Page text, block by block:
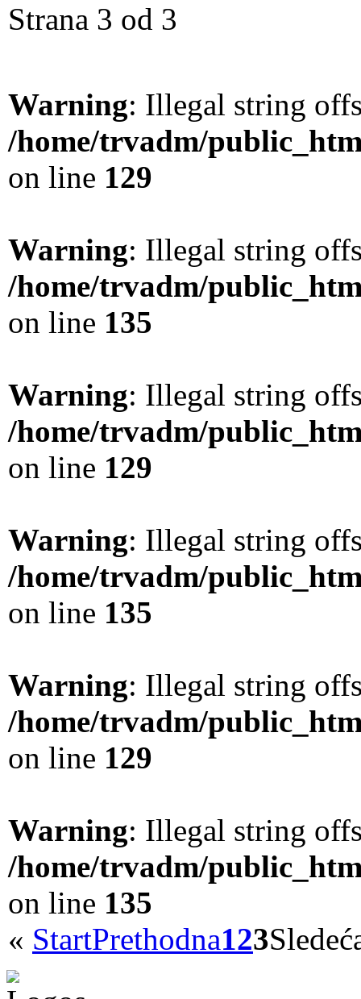
Strana 3 od 3
Warning: Illegal string
/home/trvadm/
on line 129
Warning: Illegal string
/home/trvadm/
on line 135
Warning: Illegal string
/home/trvadm/
on line 129
Warning: Illegal string
/home/trvadm/
on line 135
Warning: Illegal string
/home/trvadm/
on line 129
Warning: Illegal string
/home/trvadm/
on line 135
« StartPrethodna123